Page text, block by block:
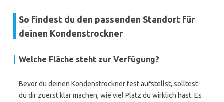
So findest du den passenden Standort für
deinen Kondenstrockner
Welche Fläche steht zur Verfügung?
Bevor du deinen Kondenstrockner fest aufstellst, solltest
du dir zuerst klar machen, wie viel Platz du wirklich hast. Es